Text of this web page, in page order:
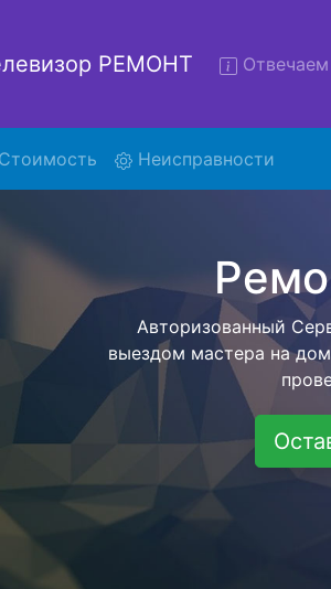
РЕМОНТ
Стоимость Неисправности
Ремонт
Ремонт телевизоров
нашей бесплатной
более детального